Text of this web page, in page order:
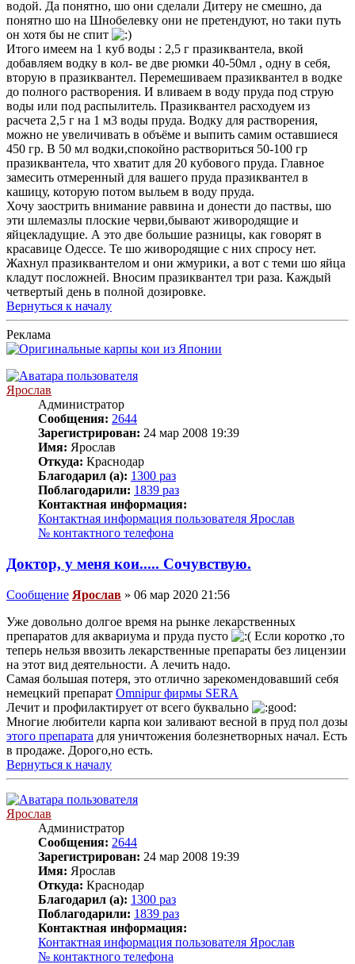
водой. Да понятно, шо они сделали Дитеру не смешно, да
понятно шо на Шнобелевку они не претендуют, но таки путь
он хотя бы не спит
Итого имеем на 1 куб воды : 2,5 г празиквантела, вкой
добавляем водку в кол- ве две рюмки 40-50мл , одну в себя,
вторую в празиквантел. Перемешиваем празиквантел в водке
до полного растворения. И вливаем в воду пруда под струю
воды или под распылитель. Празиквантел расходуем из
расчета 2,5 г на 1 м3 воды пруда. Водку для растворения,
можно не увеличивать в объёме и выпить самим оставшиеся
450 гр. В 50 мл водки,спокойно раствориться 50-100 гр
празиквантела, что хватит для 20 кубового пруда. Главное
замесить отмеренный для вашего пруда празиквантел в
кашицу, которую потом выльем в воду пруда.
Хочу заострить внимание раввина и донести до паствы, шо
эти шлемазлы плоские черви,бывают живородящие и
яйцекладущие. А это две большие разницы, как говорят в
красавице Одессе. Те шо живородящие с них спросу нет.
Жахнул празиквантелом и они жмурики, а вот с теми шо яйца
кладут посложней. Вносим празиквантел три раза. Каждый
четвертый день в полной дозировке.
Вернуться к началу
Реклама
Ярослав
Администратор
Сообщения: 2644
Зарегистрирован: 24 мар 2008 19:39
Имя: Ярослав
Откуда: Краснодар
Благодарил (а): 1300 раз
Поблагодарили: 1839 раз
Контактная информация:
Контактная информация пользователя Ярослав
№ контактного телефона
Доктор, у меня кои..... Сочувствую.
Сообщение Ярослав » 06 мар 2020 21:56
Уже довольно долгое время на рынке лекарственных
препаратов для аквариума и пруда пусто
Если коротко ,то
теперь нельзя ввозить лекарственные препараты без лицензии
на этот вид деятельности. А лечить надо.
Самая большая потеря, это отлично зарекомендовавший себя
немецкий препарат Omnipur фирмы SERA
Лечит и профилактирует от всего буквально
Многие любители карпа кои заливают весной в пруд пол дозы
этого препарата для уничтожения болезнетворных начал. Есть
в продаже. Дорого,но есть.
Вернуться к началу
Ярослав
Администратор
Сообщения: 2644
Зарегистрирован: 24 мар 2008 19:39
Имя: Ярослав
Откуда: Краснодар
Благодарил (а): 1300 раз
Поблагодарили: 1839 раз
Контактная информация:
Контактная информация пользователя Ярослав
№ контактного телефона